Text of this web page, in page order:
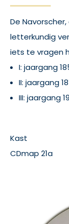
De
letterkundig
iets te vragen
I: jaargang
II: jaargang
III: jaargang
Kast
CDmap 21a